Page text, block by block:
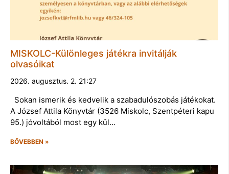
MISKOLC-Különleges játékra invitálják
olvasóikat
2026. augusztus. 2. 21:27
Sokan ismerik és kedvelik a szabadulószobás játékokat.
A József Attila Könyvtár (3526 Miskolc, Szentpéteri kapu
95.) jóvoltából most egy kül…
BŐVEBBEN »